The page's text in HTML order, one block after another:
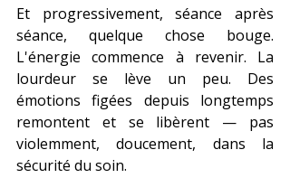
Et progressivement, séance après
séance, quelque chose bouge.
L'énergie commence à revenir. La
lourdeur se lève un peu. Des
émotions figées depuis longtemps
remontent et se libèrent — pas
violemment, doucement, dans la
sécurité du soin.